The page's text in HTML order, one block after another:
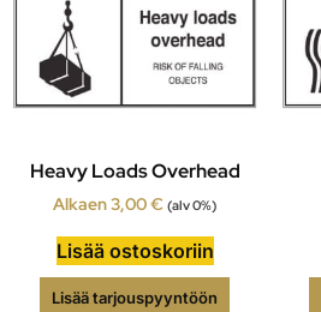
Heavy Loads Overhead
Alkaen3,00€ (alv 0%)
Lisää ostoskoriin
Lisää tarjouspyyntöön